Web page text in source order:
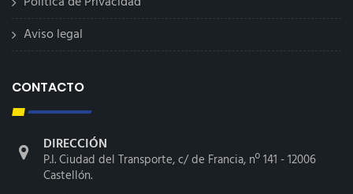
Aviso legal
CONTACTO
DIRECCIÓN
P.I. Ciudad del Transporte, c/ de Francia, nº 141 - 12006
Castellón.